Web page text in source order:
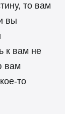
то вам
вы
к вам не
вам
то